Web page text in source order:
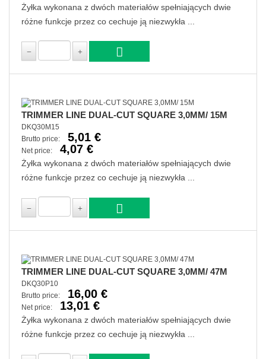
Żyłka wykonana z dwóch materiałów spełniających dwie
różne funkcje przez co cechuje ją niezwykła ...
TRIMMER LINE DUAL-CUT SQUARE 3,0MM/ 15M
DKQ30M15
Brutto price:
5,01 €
Net price: 4,07 €
Żyłka wykonana z dwóch materiałów spełniających dwie
różne funkcje przez co cechuje ją niezwykła ...
TRIMMER LINE DUAL-CUT SQUARE 3,0MM/ 47M
DKQ30P10
Brutto price:
16,00 €
Net price: 13,01 €
Żyłka wykonana z dwóch materiałów spełniających dwie
różne funkcje przez co cechuje ją niezwykła ...